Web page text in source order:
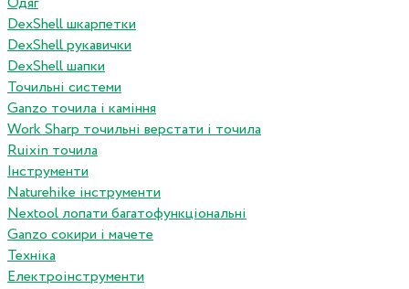
DexShell шкарпетки
DexShell рукавички
DexShell шапки
Точильні системи
Ganzo точила і каміння
Work Sharp точильні верстати і точила
Ruixin точила
Інструменти
Naturehike інструменти
Nextool лопати багатофункціональні
Ganzo сокири і мачете
Техніка
Електроінструменти